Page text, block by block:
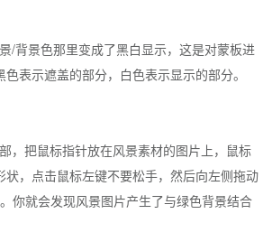
/背景色那里变成了黑白显示，这是对蒙板进
表示遮盖的部分，白色表示显示的部分。
，把鼠标指针放在风景素材的图片上，鼠标
状，点击鼠标左键不要松手，然后向左侧拖动
你就会发现风景图片产生了与绿色背景结合